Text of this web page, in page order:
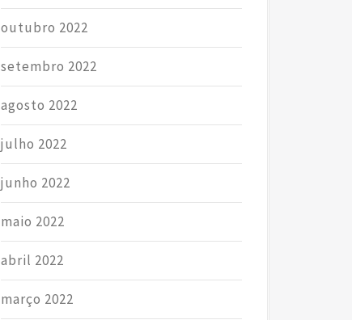
outubro 2022
setembro 2022
agosto 2022
julho 2022
junho 2022
maio 2022
abril 2022
março 2022